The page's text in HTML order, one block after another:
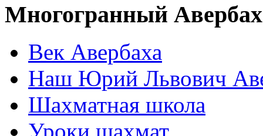
Многогранный Авербах
Век Авербаха
Наш Юрий Львович
Шахматная школа